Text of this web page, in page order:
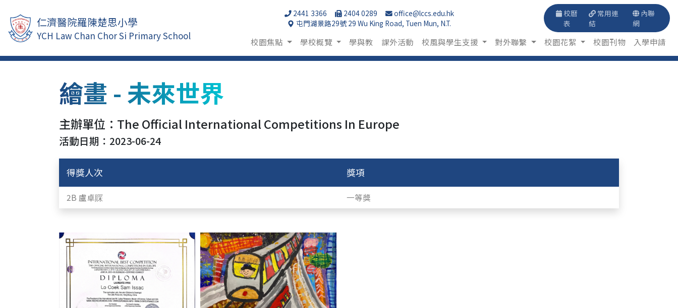
仁濟醫院羅陳楚思小學
YCH Law Chan Chor Si Primary School
2441 3366 2404 0289
office@lccs.edu.hk
屯門湖景路29號 29 Wu King Road, Tuen Mun, N.T.
校曆
表
常用連
結
內聯
網
校園焦點 學校概覽 學與教 課外活動 校風與學生支援 對外聯繫 校園花絮 校園刊物 入學申請
繪畫 - 未來世界
主辦單位：The Official International Competitions In Europe
活動日期：2023-06-24
得獎人次 獎項
2B 盧卓賝 一等獎